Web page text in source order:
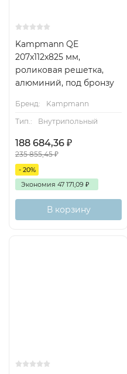
Kampmann QE
207x112x825 мм,
роликовая решетка,
алюминий, под бронзу
Бренд:
Kampmann
Тип.:
Внутрипольный
188 684,36 ₽
235 855,45₽
- 20%
Экономия 47 171,09 ₽
В корзину